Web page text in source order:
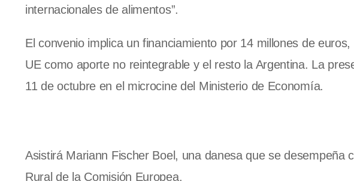
internacionales de alimentos”.
El convenio implica un financiamiento por 14 millones de
UE como aporte no reintegrable y el resto la Argentina. La
11 de octubre en el microcine del Ministerio de Economía.
Asistirá Mariann Fischer Boel, una danesa que se desempeña
Rural de la Comisión Europea.